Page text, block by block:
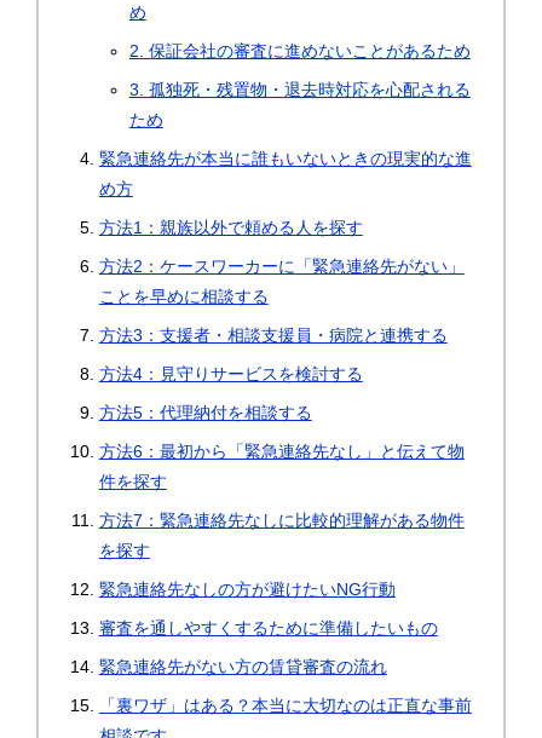
め
2. 保証会社の審査に進めないことがあるため
3. 孤独死・残置物・退去時対応を心配される
ため
緊急連絡先が本当に誰もいないときの現実的な進
め方
方法1：親族以外で頼める人を探す
方法2：ケースワーカーに「緊急連絡先がない」
ことを早めに相談する
方法3：支援者・相談支援員・病院と連携する
方法4：見守りサービスを検討する
方法5：代理納付を相談する
方法6：最初から「緊急連絡先なし」と伝えて物
件を探す
方法7：緊急連絡先なしに比較的理解がある物件
を探す
緊急連絡先なしの方が避けたいNG行動
審査を通しやすくするために準備したいもの
緊急連絡先がない方の賃貸審査の流れ
「裏ワザ」はある？本当に大切なのは正直な事前